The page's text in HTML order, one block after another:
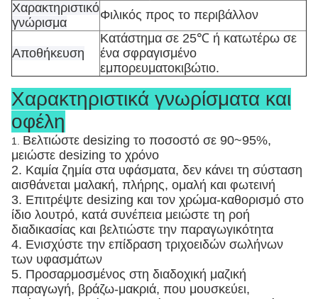
Χαρακτηριστικό
γνώρισμα
Φιλικός προς το περιβάλλον
Αποθήκευση
Κατάστημα σε 25℃ ή κατωτέρω σε
ένα σφραγισμένο
εμπορευματοκιβώτιο.
Χαρακτηριστικά γνωρίσματα και
οφέλη
1. Βελτιώστε desizing το ποσοστό σε 90~95%,
μειώστε desizing το χρόνο
2. Καμία ζημία στα υφάσματα, δεν κάνει τη σύσταση
αισθάνεται μαλακή, πλήρης, ομαλή και φωτεινή
3. Επιτρέψτε desizing και τον χρώμα-καθορισμό στο
ίδιο λουτρό, κατά συνέπεια μειώστε τη ροή
διαδικασίας και βελτιώστε την παραγωγικότητα
4. Ενισχύστε την επίδραση τριχοειδών σωλήνων
των υφασμάτων
5. Προσαρμοσμένος στη διαδοχική μαζική
παραγωγή, βράζω-μακριά, που μουσκεύει,